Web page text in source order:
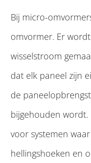
Bij micro-
omvormer. Er
wisselstroom
dat elk paneel zijn
de
bijgehouden
voor systemen
hellingshoeken en